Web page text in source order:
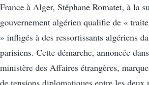
France à Alger, Stéphane Romatet, à la
gouvernement algérien qualifie de «
» infligés à des ressortissants algériens
parisiens. Cette démarche, annoncée
ministère des Affaires étrangères,
de tensions diplomatiques entre les deux